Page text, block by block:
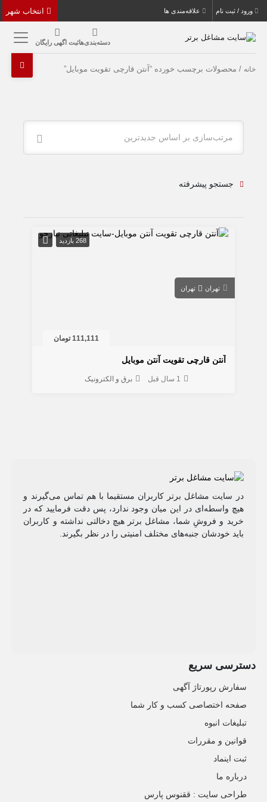
ورود / ثبت نام علاقه‌مندی ها
دسته‌بندی‌هاثبت اگهی رایگان
خانه / محصولات برچسب خورده “آنتن قارچی تقویت موبایل”
مرتب‌سازی بر اساس جدیدترین
جستجو پیشرفته
268 بازدید
تهران تهران
111,111 تومان
آنتن قارچی تقویت آنتن موبایل
1 سال قبل برق و الکترونیک
در سایت مشاغل برتر کاربران مستقیما با هم تماس می‌گیرند و
هیچ واسطه‌ای در این میان وجود ندارد، پس دقت فرمایید که در
خرید و فروشِ شما، مشاغل برتر هیچ دخالتی نداشته و کاربران
باید خودشان جنبه‌های مختلف امنیتی را در نظر بگیرند.
دسترسی سریع
سفارش رپورتاژ آگهی
صفحه اختصاصی کسب و کار شما
تبلیغات انبوه
قوانین و مقررات
ثبت اینماد
درباره ما
طراحی سایت : ققنوس پارس